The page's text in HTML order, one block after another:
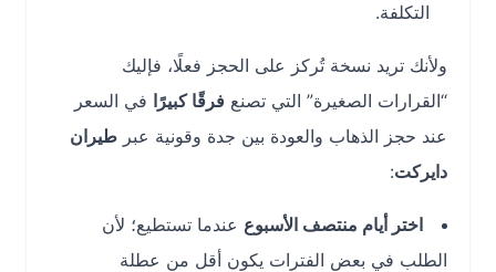
التكلفة.
ولأنك تريد نسخة تُركز على الحجز فعلًا، فإليك
“القرارات الصغيرة” التي تصنع فرقًا كبيرًافي السعر
عند حجز الذهاب والعودة بين جدة وقونية عبرطيران
دايركت:
اختر أيام منتصف الأسبوععندما تستطيع؛ لأن
الطلب في بعض الفترات يكون أقل من عطلة